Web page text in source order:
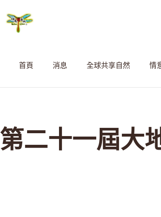
首頁 消息 全球共享自然 情
第二十一屆大